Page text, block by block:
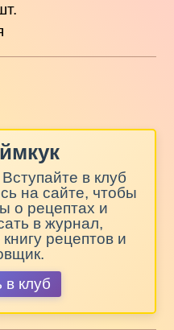
в клуб
на сайте, чтобы
о рецептах и
в журнал,
рецептов и
в клуб